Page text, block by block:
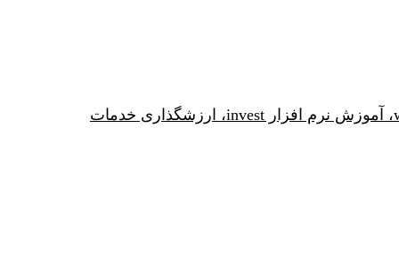
مدلسازی نیروگاه موج، نرم افزار نیروگاه موج، مدلسازی انرژی پاک، مدلسازی مزارع موج، آموزش نرم افزار wave energy، آموزش نرم افزار invest، ارزشگذاری خدمات